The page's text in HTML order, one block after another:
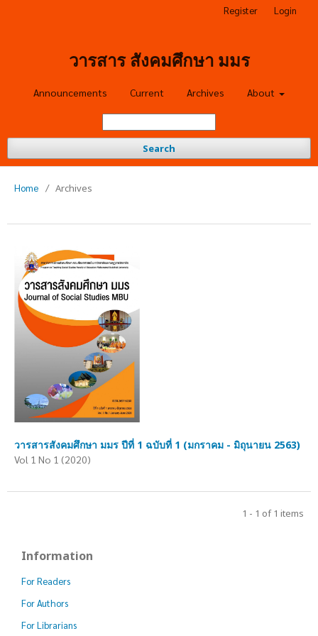
วารสาร สังคมศึกษา มมร
Announcements Current Archives About
Search
Register Login
Home / Archives
วารสารสังคมศึกษา มมร ปีที่ 1 ฉบับที่ 1 (มกราคม - มิถุนายน 2563)
Vol 1 No 1 (2020)
1 - 1 of 1 items
Information
For Readers
For Authors
For Librarians